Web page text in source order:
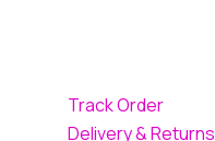
Track Order
Delivery & Returns